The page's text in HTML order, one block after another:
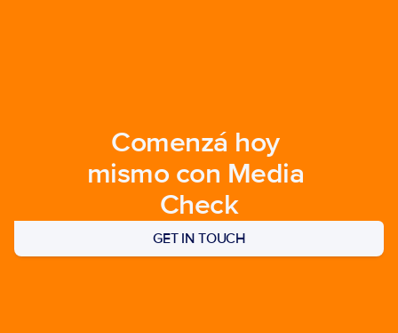
Comenzá hoy
mismo con Media
Check
GET IN TOUCH